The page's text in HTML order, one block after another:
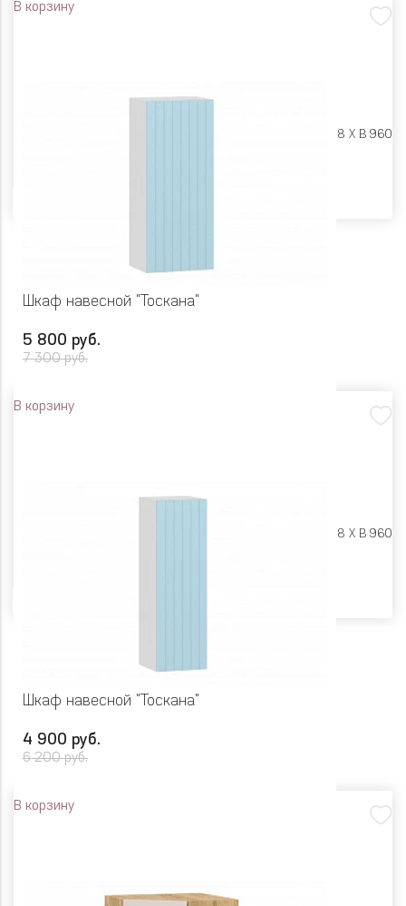
В корзину
Ш 450 X Г 318 X В 960
Шкаф навесной "Тоскана"
5 800 руб.
7 300 руб.
В корзину
Ш 400 X Г 318 X В 960
Шкаф навесной "Тоскана"
4 900 руб.
6 200 руб.
В корзину